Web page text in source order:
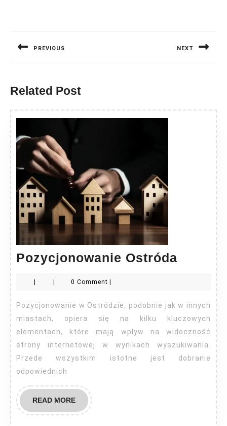
PREVIOUS NEXT
Related Post
Pozycjonowanie Ostróda
0 Comment
Pozycjonowanie w Ostródzie, podobnie jak w innych
miastach, opiera się na kilku kluczowych
elementach, które mają wpływ na widoczność
strony internetowej w wynikach wyszukiwania.
Przede wszystkim istotne jest dobranie
odpowiednich
READ MOREREAD
MORE